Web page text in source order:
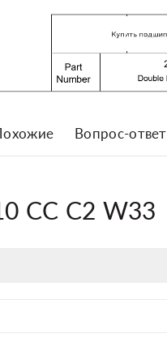
Вопрос-ответ
CC C2 W33